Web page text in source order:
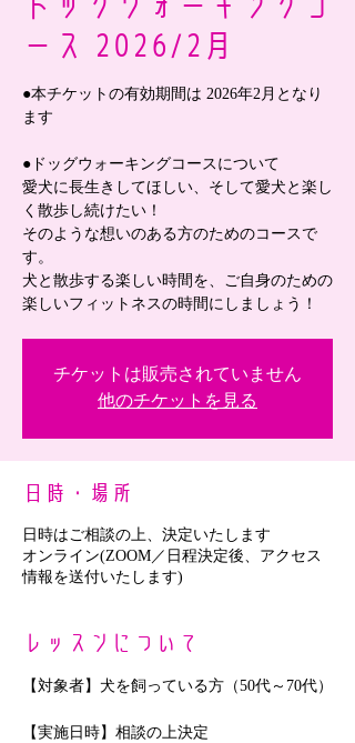
ース 2026/2月
●本チケットの有効期間は 2026年2月となり
ます
●ドッグウォーキングコースについて
愛犬に長生きしてほしい、そして愛犬と楽し
く散歩し続けたい！
そのような想いのある方のためのコースで
す。
犬と散歩する楽しい時間を、ご自身のための
楽しいフィットネスの時間にしましょう！
チケットは販売されていません
他のチケットを見る
日時・場所
日時はご相談の上、決定いたします
オンライン(ZOOM／日程決定後、アクセス
情報を送付いたします)
レッスンについて
【対象者】犬を飼っている方（50代～70代）
【実施日時】相談の上決定